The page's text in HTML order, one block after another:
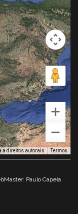
a direitos autorais Termos
Paulo Capela